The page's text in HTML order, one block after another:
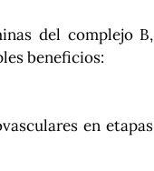
del complejo B,
beneficios:
en etapas